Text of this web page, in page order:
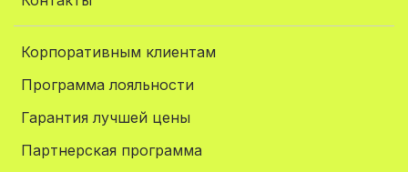
Корпоративным клиентам
Программа лояльности
Гарантия лучшей цены
Партнерская программа